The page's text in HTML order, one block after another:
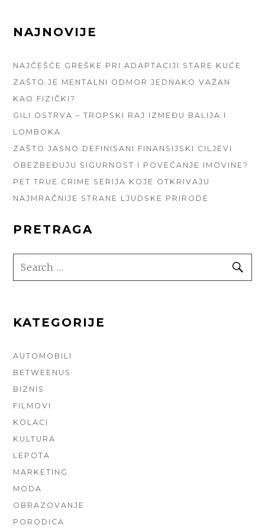
FOOTER
NAJNOVIJE
NAJČEŠĆE GREŠKE PRI ADAPTACIJI STARE KUĆE
ZAŠTO JE MENTALNI ODMOR JEDNAKO VAŽAN
KAO FIZIČKI?
GILI OSTRVA – TROPSKI RAJ IZMEĐU BALIJA I
LOMBOKA
ZAŠTO JASNO DEFINISANI FINANSIJSKI CILJEVI
OBEZBEĐUJU SIGURNOST I POVEĆANJE IMOVINE?
PET TRUE CRIME SERIJA KOJE OTKRIVAJU
NAJMRAČNIJE STRANE LJUDSKE PRIRODE
PRETRAGA
SEARCH
FOR:
KATEGORIJE
AUTOMOBILI
BETWEENUS
BIZNIS
FILMOVI
KOLACI
KULTURA
LEPOTA
MARKETING
MODA
OBRAZOVANJE
PORODICA